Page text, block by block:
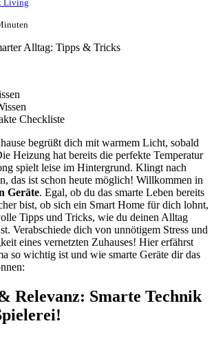
Living
Checkliste
begrüßt dich mit warmem Licht, sobald
Heizung hat bereits die perfekte Temperatur
spielt leise im Hintergrund. Klingt nach
das ist schon heute möglich! Willkommen in
Geräte. Egal, ob du das smarte Leben bereits
bist, ob sich ein Smart Home für dich lohnt,
Tipps und Tricks, wie du deinen Alltag
Verabschiede dich von unnötigem Stress und
eines vernetzten Zuhauses! Hier erfährst
so wichtig ist und wie smarte Geräte dir das
Relevanz: Smarte Technik